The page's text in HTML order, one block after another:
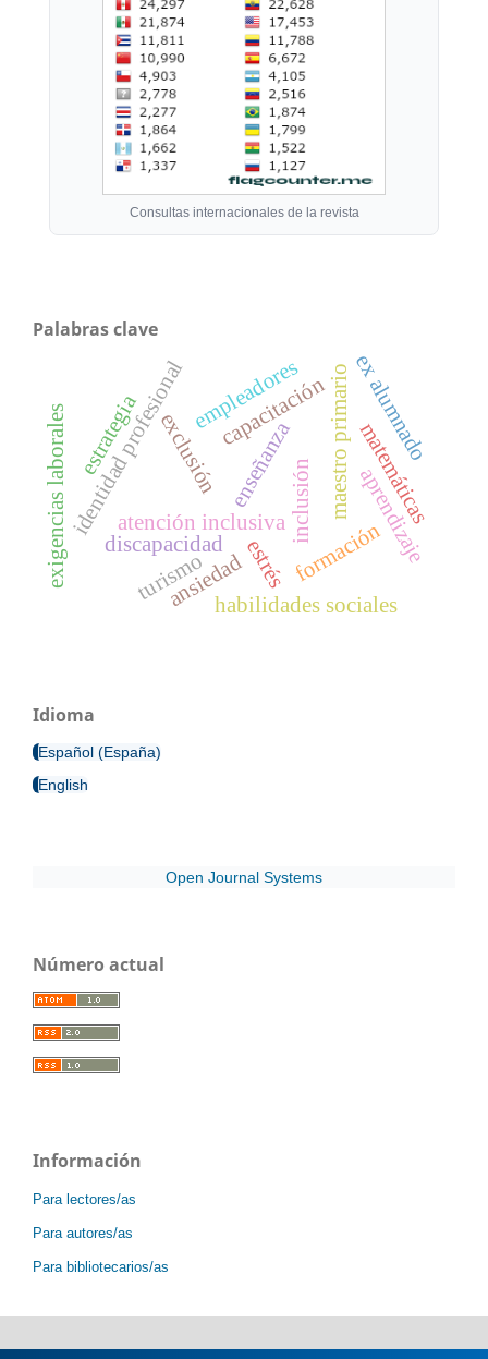
Consultas internacionales de la revista
Palabras clave
formación
atención inclusiva
identidad profesional enseñanza aprendizaje
inclusión
exclusión
discapacidad
capacitación
estrés
ansiedad
exigencias laborales maestro primario
turismo
habilidades sociales
empleadores
estrategia matemáticas
ex alumnado
Idioma
Español (España)
English
Open Journal Systems
Número actual
Información
Para lectores/as
Para autores/as
Para bibliotecarios/as